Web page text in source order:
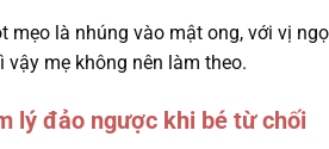
mẹo là nhúng vào mật ong, với vị
vậy mẹ không nên làm theo.
lý đảo ngược khi bé từ chối